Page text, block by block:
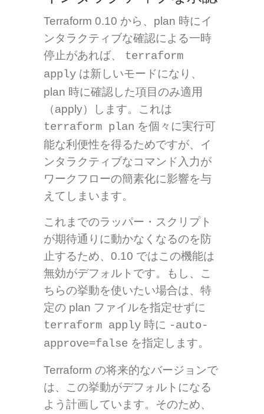
Terraform 0.10 から、plan 時にイ
ンタラクティブな確認による一時
停止があれば、 terraform
apply は新しいモードになり、
plan 時に確認した項目のみ適用
（apply）します。これは
terraform plan を個々に実行可
能な利便性を得るためですが、イ
ンタラクティブなコマンド入力が
ワークフローの簡素化に影響を与
えてしまいます。
これまでのラッパー・スクリプト
が期待通りに動かなくなるのを防
止するため、0.10 ではこの機能は
無効がデフォルトです。もし、こ
ちらの挙動を使いたい場合は、特
定の plan ファイルを指定せずに
terraform apply 時に -auto-
approve=false を指定します。
Terraform の将来的なバージョンで
は、この挙動がデフォルトになる
よう計画しています。そのため、